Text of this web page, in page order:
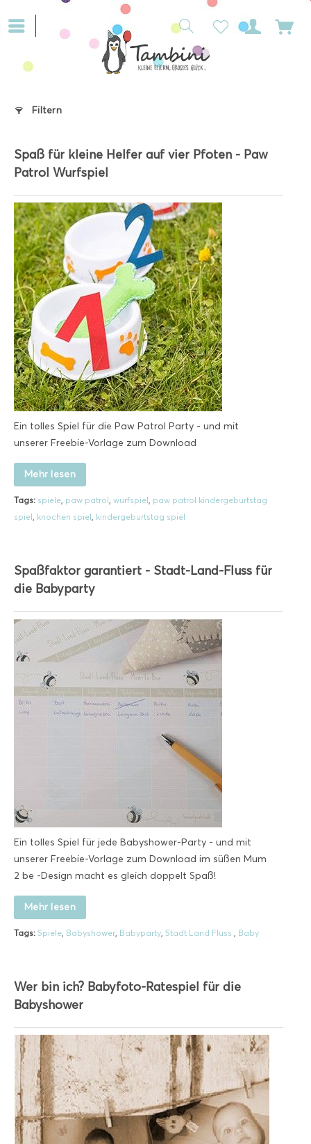
Filtern
Spaß für kleine Helfer auf vier Pfoten - Paw
Patrol Wurfspiel
Ein tolles Spiel für die Paw Patrol Party - und mit
unserer Freebie-Vorlage zum Download
Mehr lesen
Tags: spiele, paw patrol, wurfspiel, paw patrol kindergeburtstag
spiel, knochen spiel, kindergeburtstag spiel
Spaßfaktor garantiert - Stadt-Land-Fluss für
die Babyparty
Ein tolles Spiel für jede Babyshower-Party - und mit
unserer Freebie-Vorlage zum Download im süßen Mum
2 be -Design macht es gleich doppelt Spaß!
Mehr lesen
Tags: Spiele, Babyshower, Babyparty, Stadt Land Fluss , Baby
Wer bin ich? Babyfoto-Ratespiel für die
Babyshower